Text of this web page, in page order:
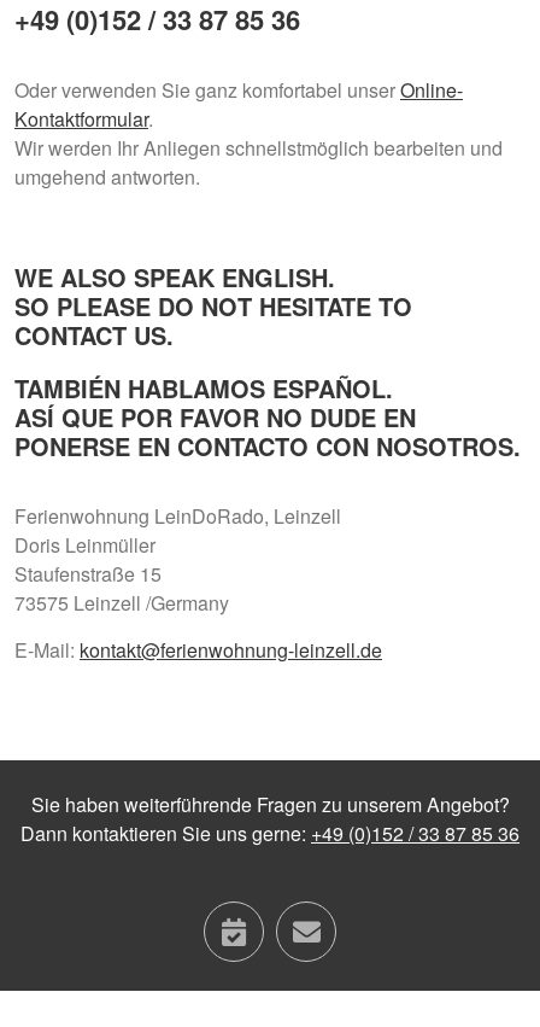
+49 (0)152 / 33 87 85 36
Oder verwenden Sie ganz komfortabel unserOnline-
Kontaktformular.
Wir werden Ihr Anliegen schnellstmöglich bearbeiten und
umgehend antworten.
WE ALSO SPEAK ENGLISH.
SO PLEASE DO NOT HESITATE TO
CONTACT US.
TAMBIÉN HABLAMOS ESPAÑOL.
ASÍ QUE POR FAVOR NO DUDE EN
PONERSE EN CONTACTO CON NOSOTROS.
Ferienwohnung LeinDoRado, Leinzell
Doris Leinmüller
Staufenstraße 15
73575 Leinzell /Germany
E-Mail: kontakt@ferienwohnung-leinzell.de
Sie haben weiterführende Fragen zu unserem Angebot?
Dann kontaktieren Sie uns gerne: +49 (0)152 / 33 87 85 36
calendar
contact